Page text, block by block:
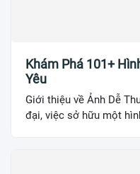
Khám Phá 101+
Yêu
Giới thiệu về Ảnh Dễ
đại, việc sở hữu một